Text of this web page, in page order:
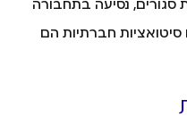
סגורים, נסיעה בתחבורה
חברתיות הם